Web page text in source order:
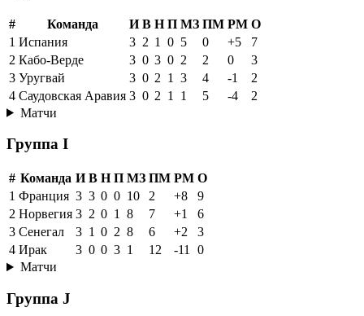
# Команда И В Н П МЗ ПМ РМ О
1 Испания 3 2 1 0 5 0 +5
7
2 Кабо-Верде 3 0 3 0 2 2 0
3
3 Уругвай 3 0 2 1 3 4 -1
2
4 Саудовская Аравия 3 0 2 1 1 5 -4
2
Матчи
Группа I
# Команда И В Н П МЗ ПМ РМ О
1 Франция 3 3 0 0 10 2 +8
9
2 Норвегия 3 2 0 1 8 7 +1
6
3 Сенегал 3 1 0 2 8 6 +2
3
4 Ирак 3 0 0 3 1 12 -11
0
Матчи
Группа J